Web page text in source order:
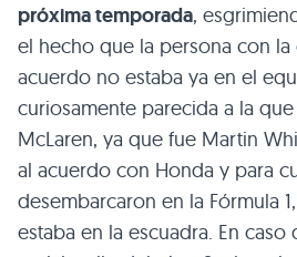
próxima temporada,
el hecho que la persona con
acuerdo no estaba ya en el
curiosamente parecida a la
McLaren, ya que fue Martin
al acuerdo con Honda y para
desembarcaron en la Fórmula
estaba en la escuadra. En caso